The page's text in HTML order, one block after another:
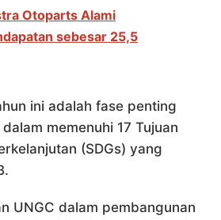
Otoparts Alami
sebesar 25,5
ini adalah fase penting
memenuhi 17 Tujuan
(SDGs) yang
UNGC dalam pembangunan